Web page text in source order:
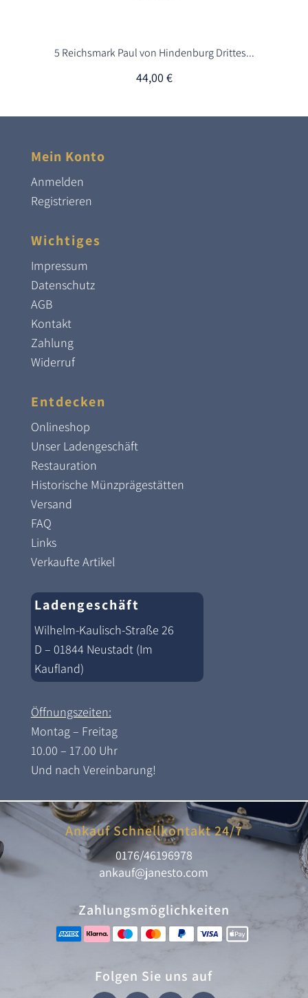
5 Reichsmark Paul von Hindenburg Drittes...
44,00 €
Mein Konto
Anmelden
Registrieren
Wichtiges
Impressum
Datenschutz
AGB
Kontakt
Zahlung
Widerruf
Entdecken
Onlineshop
Unser Ladengeschäft
Restauration
Historische Münzprägestätten
Versand
FAQ
Links
Verkaufte Artikel
Ladengeschäft
Wilhelm-Kaulisch-Straße 26
D – 01844 Neustadt (Im
Kaufland)
Öffnungszeiten:
Montag – Freitag
10.00 – 17.00 Uhr
Und nach Vereinbarung!
Ankauf Schnellkontakt 24/7
0176/46196978
ankauf@janesto.com
Zahlungsmöglichkeiten
Folgen Sie uns auf